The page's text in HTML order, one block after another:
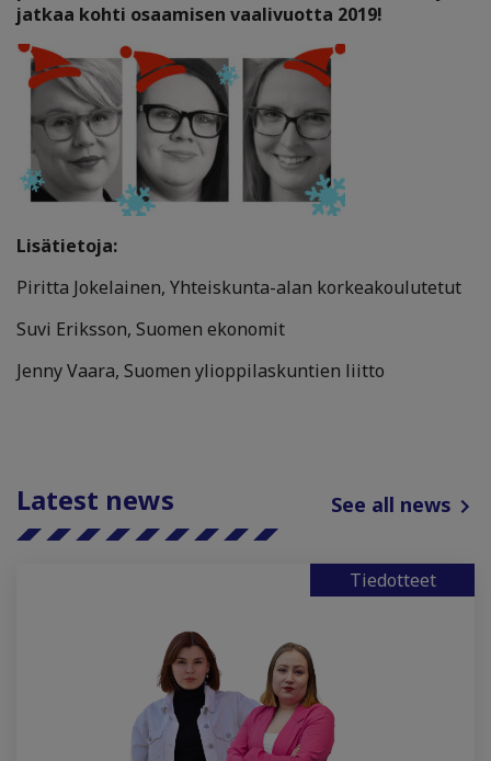
jatkaa kohti osaamisen vaalivuotta 2019!
Lisätietoja:
Piritta Jokelainen, Yhteiskunta-alan korkeakoulutetut
Suvi Eriksson, Suomen ekonomit
Jenny Vaara, Suomen ylioppilaskuntien liitto
Latest news See all news
Tiedotteet